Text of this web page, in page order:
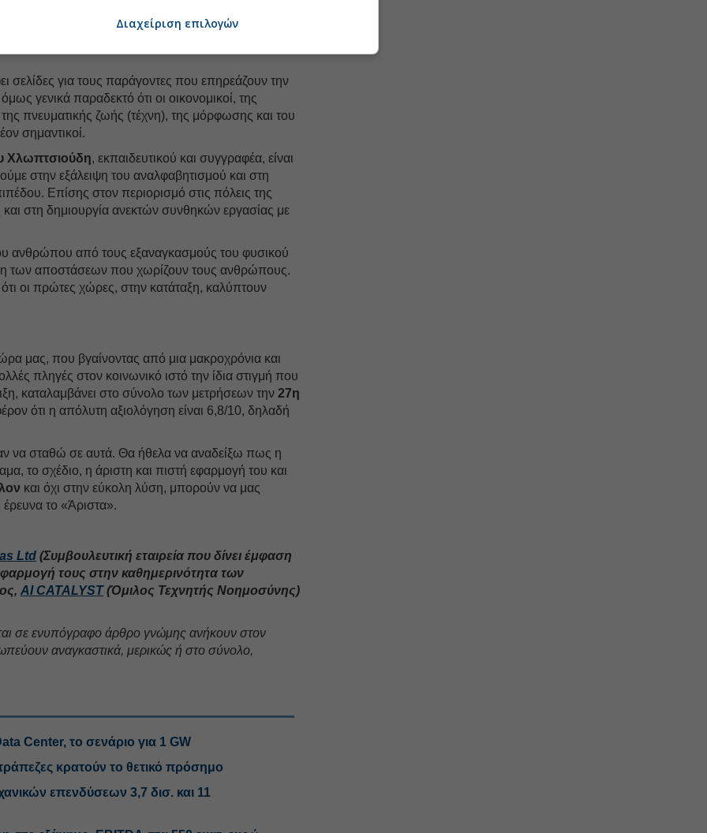
ανεπτυγμένες βιομηχανικά. Είναι όμως οι
περίοδο που ζούμε.
σελίδες για τους παράγοντες που επηρεάζουν την
γενικά παραδεκτό ότι οι οικονομικοί, της
πνευματικής ζωής (τέχνη), της μόρφωσης και του
σημαντικοί.
Χλωπτσιούδη, εκπαιδευτικού και συγγραφέα, είναι
στην εξάλειψη του αναλφαβητισμού και στη
Επίσης στον περιορισμό στις πόλεις της
στη δημιουργία ανεκτών συνθηκών εργασίας με
ανθρώπου από τους εξαναγκασμούς του φυσικού
των αποστάσεων που χωρίζουν τους ανθρώπους.
οι πρώτες χώρες, στην κατάταξη, καλύπτουν
μας, που βγαίνοντας από μια μακροχρόνια και
πληγές στον κοινωνικό ιστό την ίδια στιγμή που
καταλαμβάνει στο σύνολο των μετρήσεων την27η
ότι η απόλυτη αξιολόγηση είναι 6,8/10, δηλαδή
να σταθώ σε αυτά. Θα ήθελα να αναδείξω πως η
το σχέδιο, η άριστη και πιστή εφαρμογή του και
και όχι στην εύκολη λύση, μπορούν να μας
το «Άριστα».
Ltd (Συμβουλευτική εταιρεία που δίνει έμφαση
τους στην καθημερινότητα των
AI CATALYST(Όμιλος Τεχνητής Νοημοσύνης)
σε ενυπόγραφο άρθρο γνώμης ανήκουν στον
αναγκαστικά, μερικώς ή στο σύνολο,
Center, το σενάριο για 1 GW
κρατούν το θετικό πρόσημο
επενδύσεων 3,7 δισ. και 11
Διαχείριση επιλογών